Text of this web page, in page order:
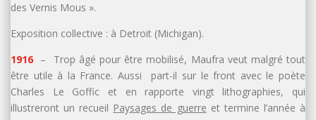
des Vernis Mous ».
Exposition collective : à Detroit (Michigan).
1916 – Trop âgé pour être mobilisé, Maufra veut malgré tout
être utile à la France. Aussi part-il sur le front avec le poète
Charles Le Goffic et en rapporte vingt lithographies, qui
illustreront un recueil Paysages de guerre et termine l’année à